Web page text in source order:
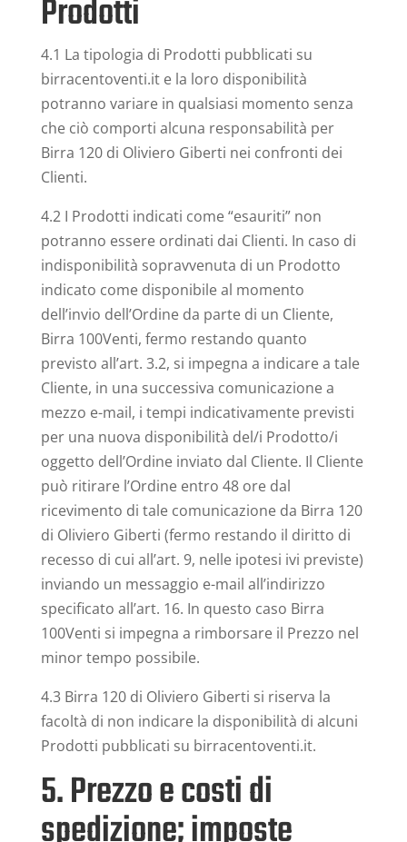
Prodotti
4.1 La tipologia di Prodotti pubblicati su
birracentoventi.it e la loro disponibilità
potranno variare in qualsiasi momento senza
che ciò comporti alcuna responsabilità per
Birra 120 di Oliviero Giberti nei confronti dei
Clienti.
4.2 I Prodotti indicati come “esauriti” non
potranno essere ordinati dai Clienti. In caso di
indisponibilità sopravvenuta di un Prodotto
indicato come disponibile al momento
dell’invio dell’Ordine da parte di un Cliente,
Birra 100Venti, fermo restando quanto
previsto all’art. 3.2, si impegna a indicare a tale
Cliente, in una successiva comunicazione a
mezzo e-mail, i tempi indicativamente previsti
per una nuova disponibilità del/i Prodotto/i
oggetto dell’Ordine inviato dal Cliente. Il Cliente
può ritirare l’Ordine entro 48 ore dal
ricevimento di tale comunicazione da Birra 120
di Oliviero Giberti (fermo restando il diritto di
recesso di cui all’art. 9, nelle ipotesi ivi previste)
inviando un messaggio e-mail all’indirizzo
specificato all’art. 16. In questo caso Birra
100Venti si impegna a rimborsare il Prezzo nel
minor tempo possibile.
4.3 Birra 120 di Oliviero Giberti si riserva la
facoltà di non indicare la disponibilità di alcuni
Prodotti pubblicati su birracentoventi.it.
5. Prezzo e costi di